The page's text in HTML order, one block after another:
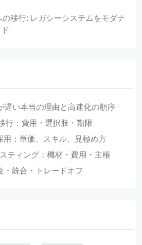
の移行: レガシーシステムをモダナ
い本当の理由と高速化の順序
行：費用・選択肢・期限
：単価、スキル、見極め方
ティング：機材・費用・主権
・統合・トレードオフ